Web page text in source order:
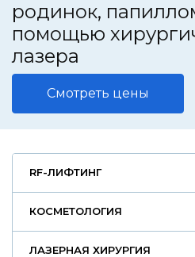
родинок,
помощью
лазера
Смотреть цены
RF-ЛИФТИНГ
КОСМЕТОЛОГИЯ
ЛАЗЕРНАЯ ХИРУРГИЯ